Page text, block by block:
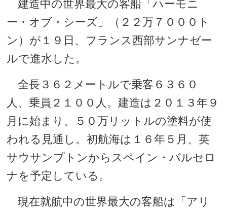
建造中の世界最大の客船「ハーモニ
ー・オブ・シーズ」（２２万７０００ト
ン）が１９日、フランス西部サンナゼー
ルで進水した。
全長３６２メートルで乗客６３６０
人、乗員２１００人。建造は２０１３年９
月に始まり、５０万リットルの塗料が使
われる見通し。初航海は１６年５月、英
サウサンプトンからスペイン・バルセロ
ナを予定している。
現在就航中の世界最大の客船は「アリ